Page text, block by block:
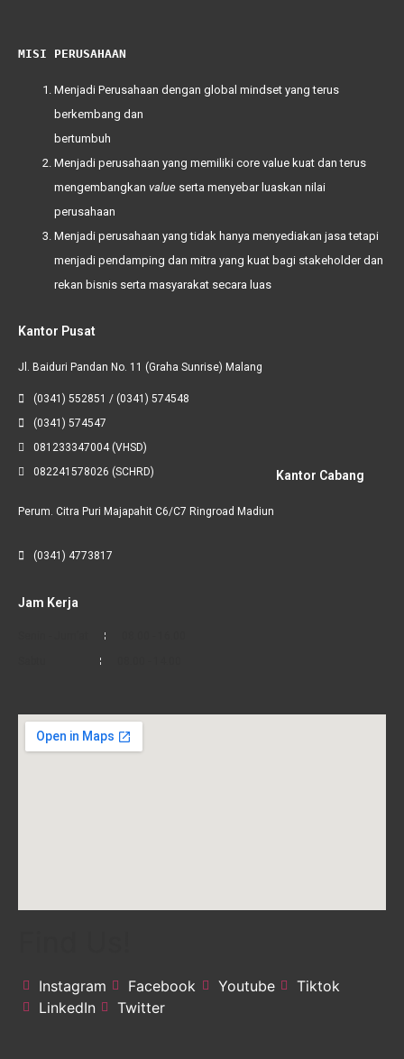
MISI PERUSAHAAN
Menjadi Perusahaan dengan global mindset yang terus
berkembang dan
bertumbuh
Menjadi perusahaan yang memiliki core value kuat dan terus
mengembangkan value serta menyebar luaskan nilai
perusahaan
Menjadi perusahaan yang tidak hanya menyediakan jasa tetapi
menjadi pendamping dan mitra yang kuat bagi stakeholderdan
rekan bisnis serta masyarakat secara luas
Kantor Pusat
Jl. Baiduri Pandan No. 11 (Graha Sunrise) Malang
(0341) 552851 / (0341) 574548
(0341) 574547
081233347004 (VHSD)
082241578026 (SCHRD)
Kantor Cabang
Perum. Citra Puri Majapahit C6/C7 Ringroad Madiun
(0341) 4773817
Jam Kerja
Instagram Facebook Youtube
Tiktok
LinkedIn
Twitter